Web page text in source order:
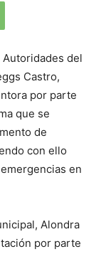
del
Castro,
por parte
que se
de
con ello
en
Alondra
por parte